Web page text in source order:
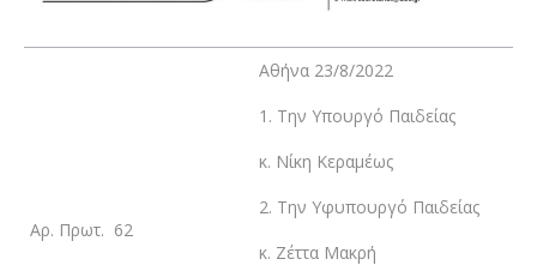
Αρ. Πρωτ. 62
Αθήνα 23/8/2022
1. Την Υπουργό Παιδείας
κ. Νίκη Κεραμέως
2. Την Υφυπουργό Παιδείας
κ. Ζέττα Μακρή